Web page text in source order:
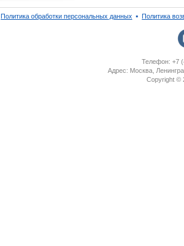
Политика обработки персональных данных ▪ Политика
Телефон: +7
Адрес: Москва,
Copyright ©